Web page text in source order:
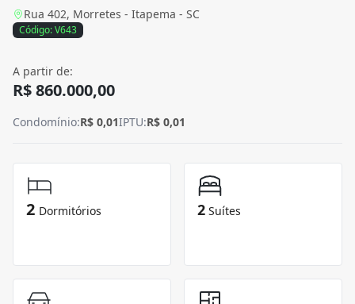
Rua 402, Morretes - Itapema - SC
Código: V643
A partir de:
R$ 860.000,00
Condomínio:R$ 0,01IPTU:R$ 0,01
2 Dormitórios 2 Suítes